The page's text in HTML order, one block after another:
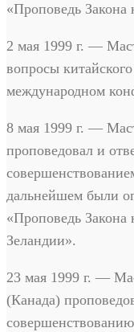
«Проповедь
2 мая 1999 г. —
вопросы
международном
8 мая 1999 г. —
проповедовал и
дальнейшем были
«Проповедь
Зеландии».
23 мая 1999 г. —
(Канада)